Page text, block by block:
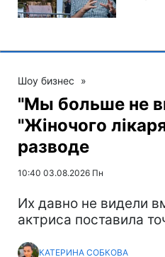
Шоу бизнес »
"Мы больше не
"Жіночого
разводе
10:40 03.08.2026 Пн
Их давно не видели
актриса поставила
КАТЕРИНА СОБКОВА